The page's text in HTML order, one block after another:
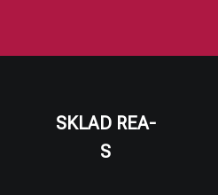
SKLAD REA-
S